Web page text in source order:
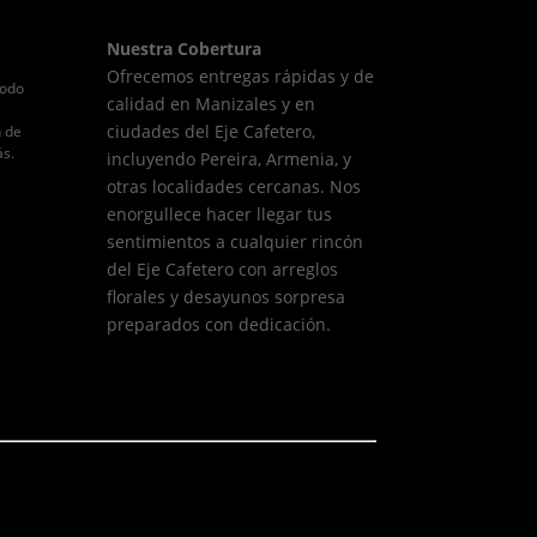
de
Nuestra Cobertura
Ofrecemos entregas rápidas y de
calidad en Manizales y en
ciudades del Eje Cafetero,
incluyendo Pereira, Armenia, y
otras localidades cercanas. Nos
enorgullece hacer llegar tus
sentimientos a cualquier rincón
del Eje Cafetero con arreglos
florales y desayunos sorpresa
preparados con dedicación.